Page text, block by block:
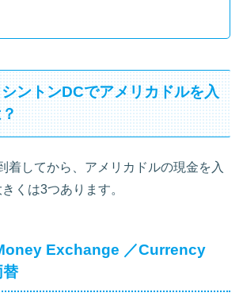
ントンDCでアメリカドルを入
着してから、アメリカドルの現金を入
くは3つあります。
Exchange ／Currency